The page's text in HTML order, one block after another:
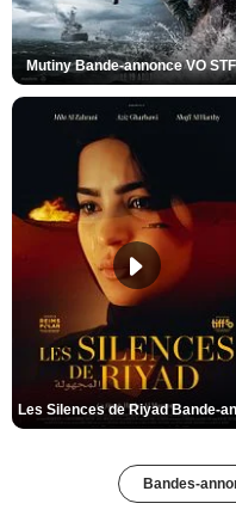
Mutiny Bande-annonce VO
Bandes-